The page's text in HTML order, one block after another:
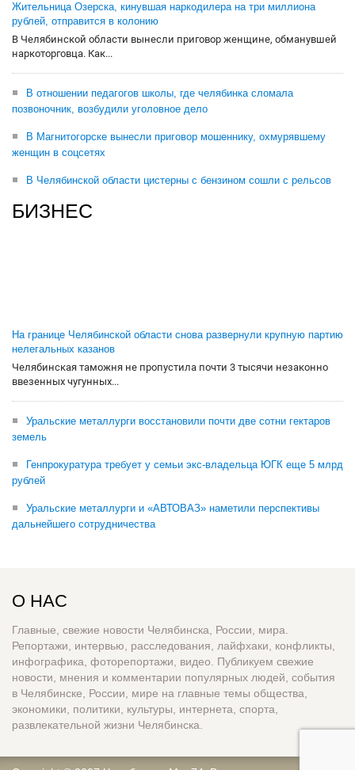
Жительница Озерска, кинувшая наркодилера на три миллиона
рублей, отправится в колонию
В Челябинской области вынесли приговор женщине, обманувшей
наркоторговца. Как...
В отношении педагогов школы, где челябинка сломала
позвоночник, возбудили уголовное дело
В Магнитогорске вынесли приговор мошеннику, охмурявшему
женщин в соцсетях
В Челябинской области цистерны с бензином сошли с рельсов
БИЗНЕС
На границе Челябинской области снова развернули крупную партию
нелегальных казанов
Челябинская таможня не пропустила почти 3 тысячи незаконно
ввезенных чугунных...
Уральские металлурги восстановили почти две сотни гектаров
земель
Генпрокуратура требует у семьи экс-владельца ЮГК еще 5 млрд
рублей
Уральские металлурги и «АВТОВАЗ» наметили перспективы
дальнейшего сотрудничества
О НАС
Главные, свежие новости Челябинска, России, мира.
Репортажи, интервью, расследования, лайфхаки, конфликты,
инфографика, фоторепортажи, видео. Публикуем свежие
новости, мнения и комментарии популярных людей, события
в Челябинске, России, мире на главные темы общества,
экономики, политики, культуры, интернета, спорта,
развлекательной жизни Челябинска.